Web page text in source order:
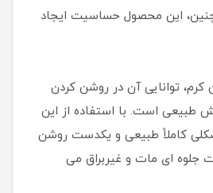
این محصول حساسیت ایجاد
کرم، توانایی آن در روشن کردن
طبیعی است. با استفاده از این
کاملاً طبیعی و یکدست روشن
جلوه ای مات و غیربراق می